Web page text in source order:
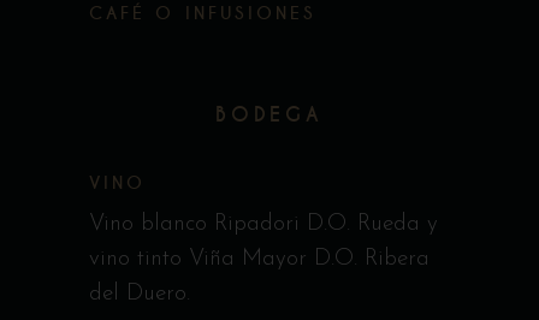
CAFÉ O INFUSIONES
BODEGA
VINO
Vino blanco Ripadori D.O. Rueda y
vino tinto Viña Mayor D.O. Ribera
del Duero.